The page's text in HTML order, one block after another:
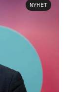
NYHET